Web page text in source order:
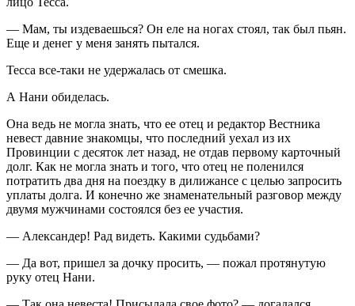
— Мам, ты издеваешься? Он еле на ногах стоял, так был пьян.
Еще и денег у меня занять пытался.
Тесса все-таки не удержалась от смешка.
А Нани обиделась.
Она ведь не могла знать, что ее отец и редактор Вестника
невест давние знакомцы, что последний уехал из их
Провинции с десяток лет назад, не отдав первому карточный
долг. Как не могла знать и того, что отец не поленился
потратить два дня на поездку в дилижансе с целью запросить
уплаты долга. И конечно же знаменательный разговор между
двумя мужчинами состоялся без ее участия.
— Александер! Рад видеть. Какими судьбами?
— Да вот, пришел за дочку просить, — пожал протянутую
руку отец Нани.